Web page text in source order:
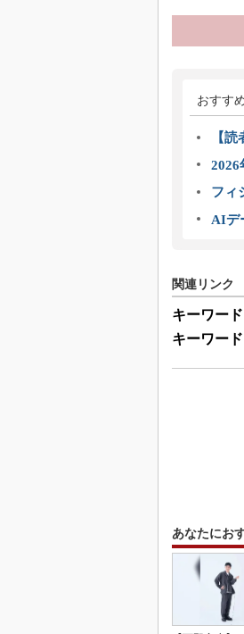
おすす
【
2026
フィ
AIデ
関連リンク
キーワー
キーワー
あなたにお